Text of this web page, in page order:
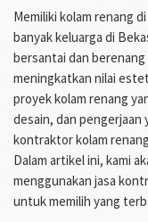
Memiliki kolam renang
banyak keluarga di
bersantai dan berenang
meningkatkan nilai
proyek kolam renang
desain, dan pengerjaan
kontraktor kolam
Dalam artikel ini, kami
menggunakan jasa
untuk memilih yang